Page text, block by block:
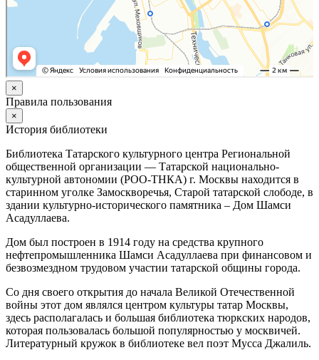
×
Правила пользования
×
История библиотеки
Библиотека Татарского культурного центра Региональной
общественной организации — Татарской национально-
культурной автономии (РОО-ТНКА) г. Москвы находится в
старинном уголке Замоскворечья, Старой татарской слободе, в
здании культурно-исторического памятника – Дом Шамси
Асадуллаева.
Дом был построен в 1914 году на средства крупного
нефтепромышленника Шамси Асадуллаева при финансовом и
безвозмездном трудовом участии татарской общины города.
Со дня своего открытия до начала Великой Отечественной
войны этот дом являлся центром культуры татар Москвы,
здесь располагалась и большая библиотека тюркских народов,
которая пользовалась большой популярностью у москвичей.
Литературный кружок в библиотеке вел поэт Мусса Джалиль.